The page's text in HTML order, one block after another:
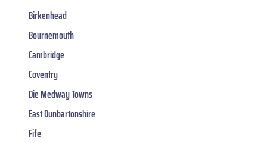
Birkenhead
Bournemouth
Cambridge
Coventry
Die Medway Towns
East Dunbartonshire
Fife